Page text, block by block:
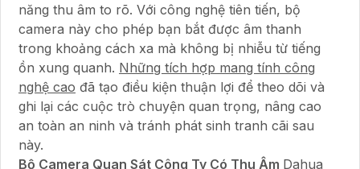
năng thu âm to rõ. Với công nghệ tiên tiến, bộ
camera này cho phép bạn bắt được âm thanh
trong khoảng cách xa mà không bị nhiễu từ tiếng
ồn xung quanh. Những tích hợp mang tính công
nghệ cao đã tạo điều kiện thuận lợi để theo dõi và
ghi lại các cuộc trò chuyện quan trọng, nâng cao
an toàn an ninh và tránh phát sinh tranh cãi sau
này.
Bộ Camera Quan Sát Công Ty Có Thu Âm Dahua